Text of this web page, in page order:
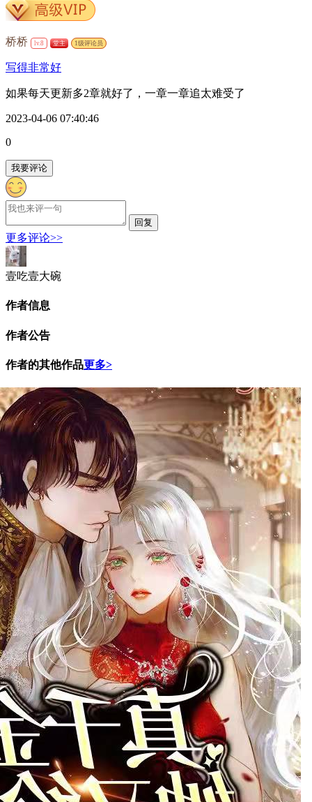
桥桥 lv.8 堂主 1级评论员
写得非常好
如果每天更新多2章就好了，一章一章追太难受了
2023-04-06 07:40:46
0
我要评论
回复
更多评论>>
壹吃壹大碗
作者信息
作者公告
作者的其他作品更多>